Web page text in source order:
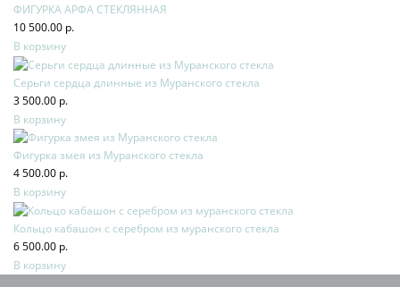
ФИГУРКА АРФА СТЕКЛЯННАЯ
10 500.00 р.
В корзину
Серьги сердца длинные из Муранского стекла
3 500.00 р.
В корзину
Фигурка змея из Муранского стекла
4 500.00 р.
В корзину
Кольцо кабашон с серебром из муранского стекла
6 500.00 р.
В корзину